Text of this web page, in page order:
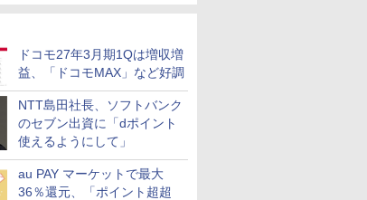
ドコモ27年3月期1Qは増収増
益、「ドコモMAX」など好調
NTT島田社長、ソフトバンク
のセブン出資に「dポイント
使えるようにして」
au PAY マーケットで最大
36％還元、「ポイント超超